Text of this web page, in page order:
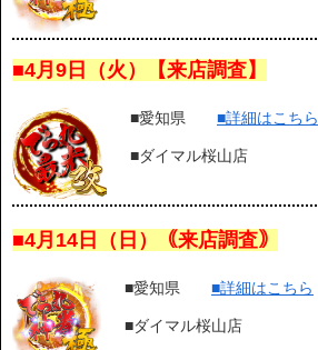
■4月9日（火）【来店調査】
■愛知県 ■詳細はこちら
■ダイマル桜山店
■4月14日（日）｟来店調査｠
■愛知県 ■詳細はこちら
■ダイマル桜山店